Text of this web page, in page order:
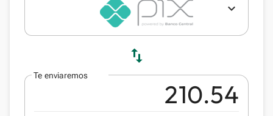
expand_more
swap_vert
Te enviaremos